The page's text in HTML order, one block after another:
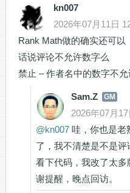
kn007
2026年07月11日
Rank Math做的确实还可以
话说评论不允许数字么
禁止 – 作者名中的数字不
Sam.Z GM
2026年07月
@kn007哇，你也是老
了，我不清楚是不是
看下代码，我改了太
谢提醒，晚点回访。